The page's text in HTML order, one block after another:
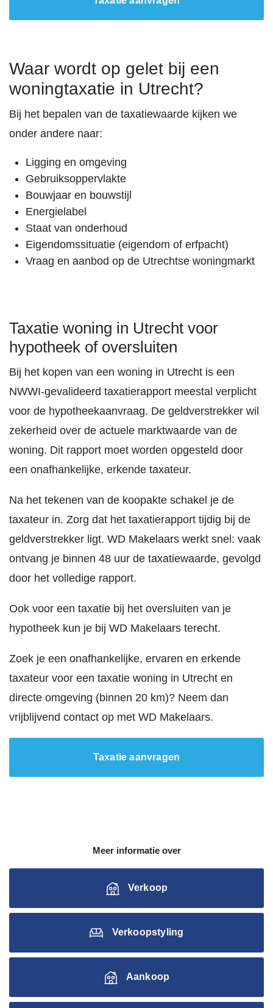
Waar wordt op gelet bij een
woningtaxatie in Utrecht?
Bij het bepalen van de taxatiewaarde kijken we
onder andere naar:
Ligging en omgeving
Gebruiksoppervlakte
Bouwjaar en bouwstijl
Energielabel
Staat van onderhoud
Eigendomssituatie (eigendom of erfpacht)
Vraag en aanbod op de Utrechtse woningmarkt
Taxatie woning in Utrecht voor
hypotheek of oversluiten
Bij het kopen van een woning in Utrecht is een
NWWI-gevalideerd taxatierapport meestal verplicht
voor de hypotheekaanvraag. De geldverstrekker wil
zekerheid over de actuele marktwaarde van de
woning. Dit rapport moet worden opgesteld door
een onafhankelijke, erkende taxateur.
Na het tekenen van de koopakte schakel je de
taxateur in. Zorg dat het taxatierapport tijdig bij de
geldverstrekker ligt. WD Makelaars werkt snel: vaak
ontvang je binnen 48 uur de taxatiewaarde, gevolgd
door het volledige rapport.
Ook voor een taxatie bij het oversluiten van je
hypotheek kun je bij WD Makelaars terecht.
Zoek je een onafhankelijke, ervaren en erkende
taxateur voor een taxatie woning in Utrecht en
directe omgeving (binnen 20 km)? Neem dan
vrijblijvend contact op met WD Makelaars.
Taxatie aanvragen
Meer informatie over
Verkoop
Verkoopstyling
Aankoop